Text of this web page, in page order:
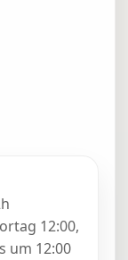
12:00,
um 12:00